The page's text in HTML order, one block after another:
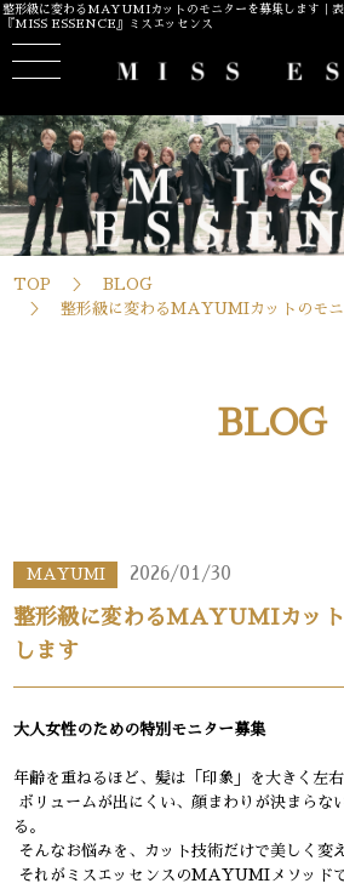
整形級に変わるMAYUMIカットのモニターを募集します｜
『MISS ESSENCE』ミスエッセンス
TOP
BLOG
整形級に変わるMAYUMIカットのモニ
BLOG
MAYUMI 2026/01/30
整形級に変わるMAYUMIカット
します
大人女性のための特別モニター募集
年齢を重ねるほど、髪は「印象」を大きく左右
ボリュームが出にくい、顔まわりが決まらな
る。
そんなお悩みを、カット技術だけで美しく
それがミスエッセンスのMAYUMIメソッドで